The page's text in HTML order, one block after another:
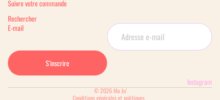
Suivre votre commande
Rechercher
E-mail
S'inscrire
Instagram
© 2026Ma Ju’
Conditions générales et politiques